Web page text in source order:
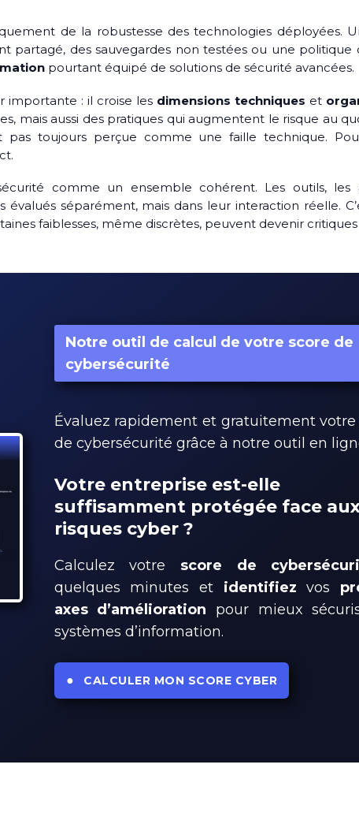
de la robustesse des technologies déployées.
partagé, des sauvegardes non testées ou une politique
pourtant équipé de solutions de sécurité avancées.
importante : il croise les dimensions techniques et
mais aussi des pratiques qui augmentent le risque au
pas toujours perçue comme une faille technique.
comme un ensemble cohérent. Les outils, les
séparément, mais dans leur interaction réelle.
faiblesses, même discrètes, peuvent devenir
Notre outil de calcul de votre score de
cybersécurité
Évaluez rapidement et gratuitement votre
de cybersécurité grâce à notre outil en
Votre entreprise est-elle
suffisamment protégée face
risques cyber ?
Calculez votre score de
quelques minutes et identifiez vos
axes d’amélioration pour mieux
systèmes d’information.
● CALCULER MON SCORE CYBER